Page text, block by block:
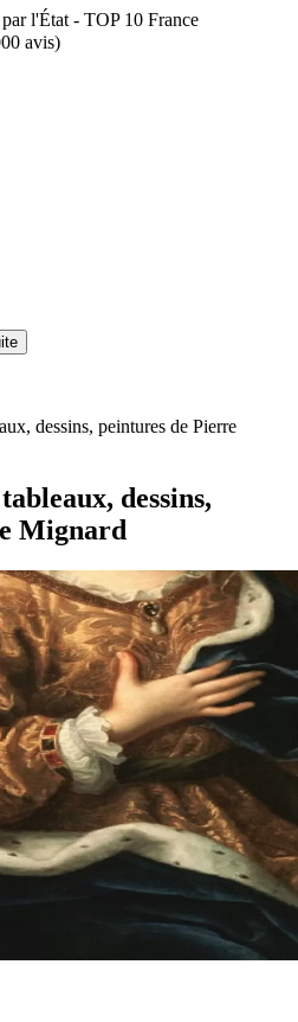
l'État - TOP 10 France
avis)
dessins, peintures de Pierre
dessins,
Mignard